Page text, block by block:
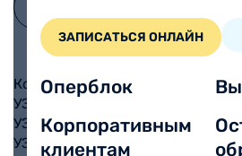
ЗАПИСАТЬСЯ ОНЛАЙН
Оперблок
Корпоративным
клиентам
Кольпоскопия
УЗИ брахиоцефальных сосудов
УЗИ брюшной полости
УЗИ желчного пузыря